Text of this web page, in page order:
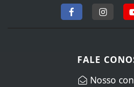
FALE
Nosso